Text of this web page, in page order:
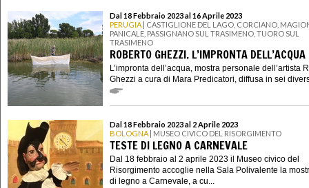
Dal 18 Febbraio 2023 al 16 Aprile 2023
PERUGIA | CASTIGLIONE DEL LAGO, CORCIANO,
PANICALE, PASSIGNANO SUL TRASIMENO, TUORO SUL
TRASIMENO
ROBERTO GHEZZI. L’IMPRONTA DELL’ACQUA
L’impronta dell’acqua, mostra personale dell’artista
Ghezzi a cura di Mara Predicatori, diffusa in sei
Dal 18 Febbraio 2023 al 2 Aprile 2023
BOLOGNA | MUSEO CIVICO DEL RISORGIMENTO
TESTE DI LEGNO A CARNEVALE
Dal 18 febbraio al 2 aprile 2023 il Museo civico del
Risorgimento accoglie nella Sala Polivalente la
di legno a Carnevale, a cu...